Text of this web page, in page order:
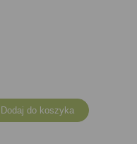
Dodaj do koszyka